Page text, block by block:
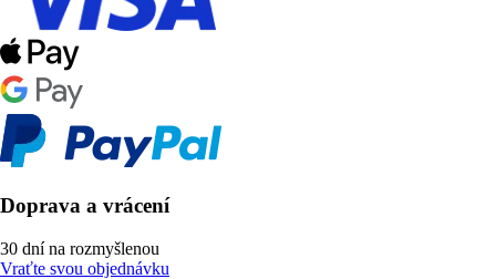
Doprava a vrácení
30 dní na rozmyšlenou
Vraťte svou objednávku